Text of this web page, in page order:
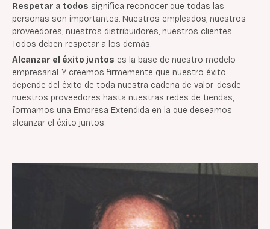
Respetar a todos significa reconocer que todas las
personas son importantes. Nuestros empleados, nuestros
proveedores, nuestros distribuidores, nuestros clientes.
Todos deben respetar a los demás.
Alcanzar el éxito juntos es la base de nuestro modelo
empresarial. Y creemos firmemente que nuestro éxito
depende del éxito de toda nuestra cadena de valor: desde
nuestros proveedores hasta nuestras redes de tiendas,
formamos una Empresa Extendida en la que deseamos
alcanzar el éxito juntos.